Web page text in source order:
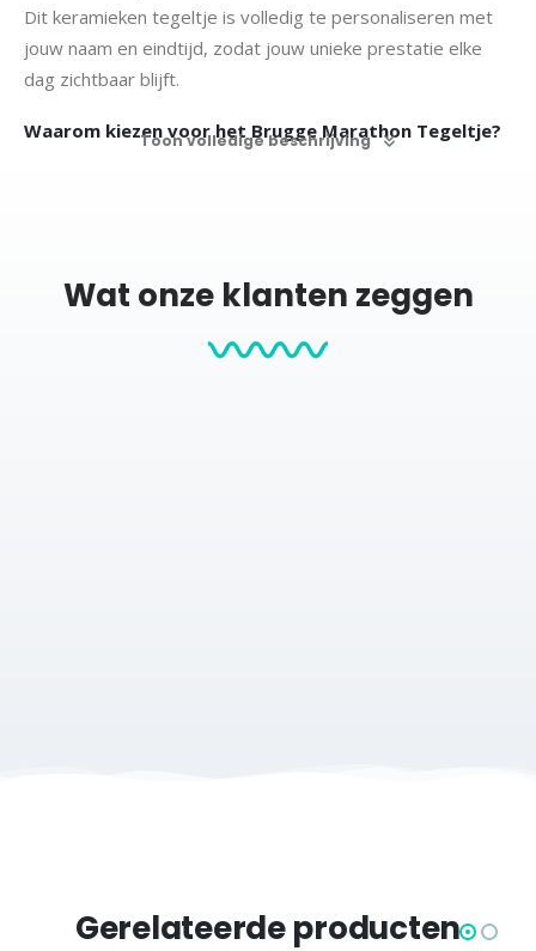
Dit keramieken tegeltje is volledig te personaliseren met
jouw naam en eindtijd, zodat jouw unieke prestatie elke
dag zichtbaar blijft.
Waarom kiezen voor het Brugge Marathon Tegeltje?
hangen met een haakje.
Perfect cadeau – ideaal voor een loper die de Brugge
Marathon of Halve Marathon heeft voltooid
Een tastbare herinnering aan Brugge
Productcategorieën:
Toon volledige beschrijving
Wat onze klanten zeggen
Gerelateerde producten